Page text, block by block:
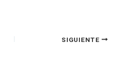
SIGUIENTE